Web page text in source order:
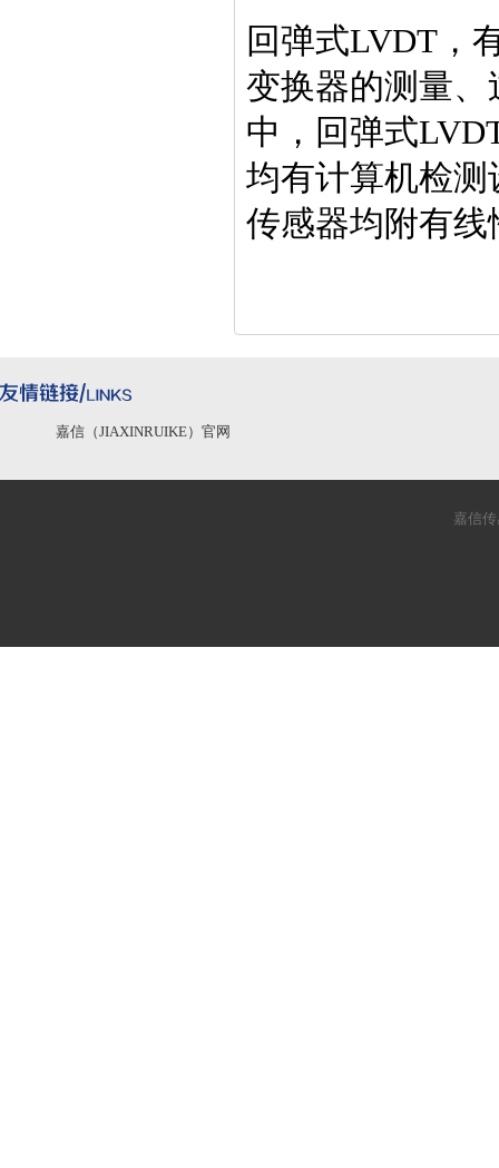
回弹式LVDT，
变换器的测量
中，回弹式
均有计算机检
传感器均附有
嘉信（JIAXINRUIKE）官网
嘉信